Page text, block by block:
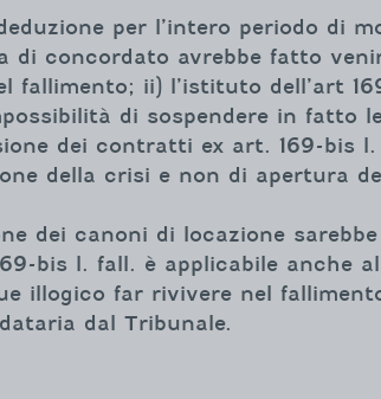
per l’intero periodo di
concordato avrebbe fatto
ii) l’istituto dell’art
di sospendere in fatto
dei contratti ex art. 169-bis
della crisi e non di apertura
dei canoni di locazione
bis l. fall. è applicabile anche
illogico far rivivere nel
dal Tribunale.